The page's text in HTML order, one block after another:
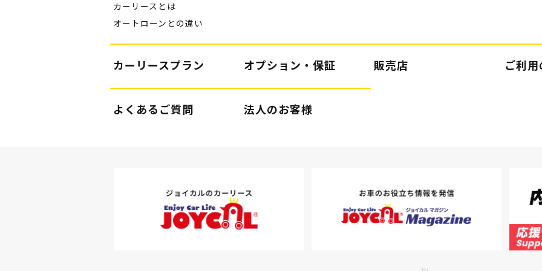
カーリースとは
オートローンとの違い
カーリースプラン オプション・保証 販売店 ご利
よくあるご質問 法人のお客様